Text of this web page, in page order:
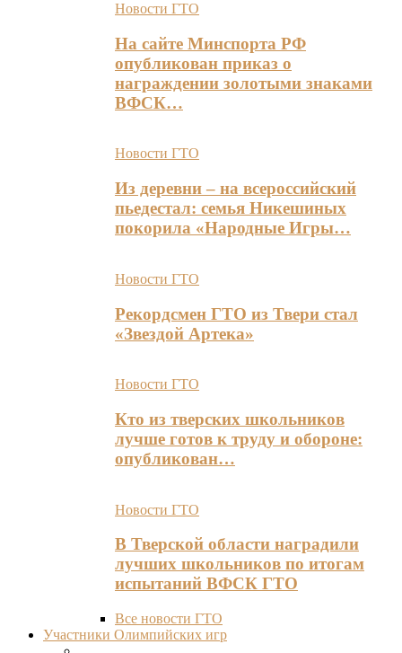
Новости ГТО
На сайте Минспорта РФ
опубликован приказ о
награждении золотыми знаками
ВФСК…
Новости ГТО
Из деревни – на всероссийский
пьедестал: семья Никешиных
покорила «Народные Игры…
Новости ГТО
Рекордсмен ГТО из Твери стал
«Звездой Артека»
Новости ГТО
Кто из тверских школьников
лучше готов к труду и обороне:
опубликован…
Новости ГТО
В Тверской области наградили
лучших школьников по итогам
испытаний ВФСК ГТО
Все новости ГТО
Участники Олимпийских игр